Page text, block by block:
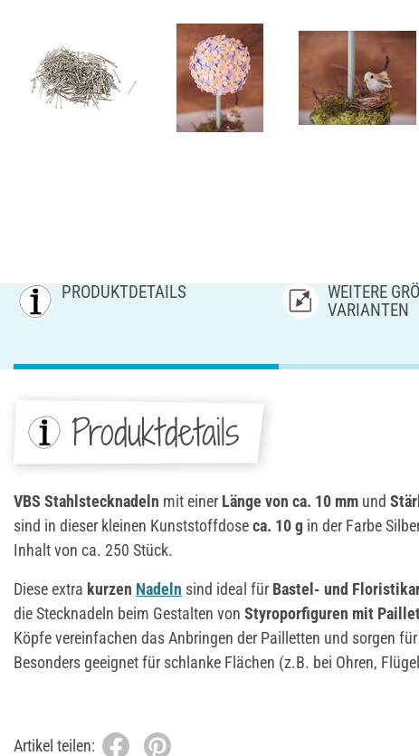
PRODUKTDETAILS
WEITERE
ARIANTEN
Produktdetails
VBS Stahlstecknadeln mit einer Länge von ca. 10 mm und
sind in dieser kleinen Kunststoffdoseca. 10 g in der Farbe
Inhalt von ca. 250 Stück.
Diese extra kurzen Nadeln sind ideal für Bastel- und
die Stecknadeln beim Gestalten von Styroporfiguren mit
Köpfe vereinfachen das Anbringen der Pailletten und sorgen
Besonders geeignet für schlanke Flächen (z.B. bei Ohren,
Artikel teilen: